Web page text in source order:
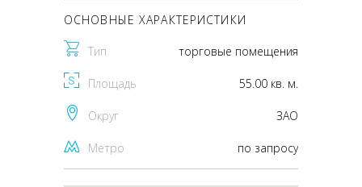
ОСНОВНЫЕ ХАРАКТЕРИСТИКИ
Тип торговые помещения
Площадь 55.00 кв. м.
Округ ЗАО
Метро по запросу